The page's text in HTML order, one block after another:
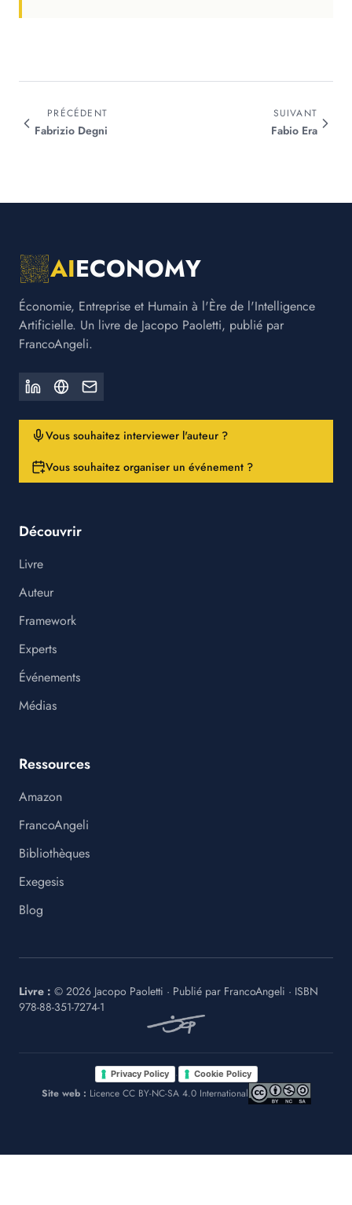
PRÉCÉDENT
Fabrizio Degni
SUIVANT
Fabio Era
AIECONOMY
Économie, Entreprise et Humain à l'Ère de l'Intelligence
Artificielle. Un livre de Jacopo Paoletti, publié par
FrancoAngeli.
Vous souhaitez interviewer l'auteur ?
Vous souhaitez organiser un événement ?
Découvrir
Livre
Auteur
Framework
Experts
Événements
Médias
Ressources
Amazon
FrancoAngeli
Bibliothèques
Exegesis
Blog
Livre : © 2026 Jacopo Paoletti · Publié par FrancoAngeli · ISBN
978-88-351-7274-1
Privacy Policy · Cookie Policy
Site web : Licence CC BY-NC-SA 4.0 International